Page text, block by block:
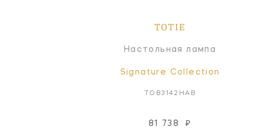
TOTIE
Настольная лампа
Signature Collection
TOB3142HAB
81 738 ₽